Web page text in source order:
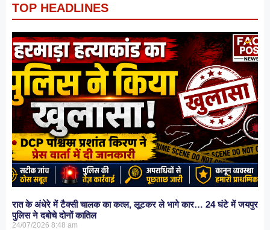
TOP HEADLINES
रात के अंधेरे में टैक्सी चालक का कत्ल, लूटकर ले भागे कार… 24 घंटे में जयपुर
पुलिस ने दबोचे दोनों कातिल
24/07/2026 8:48 am